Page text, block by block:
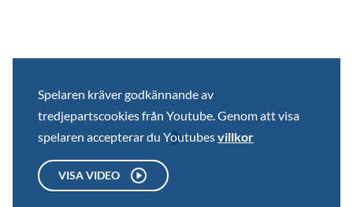
Spelaren kräver godkännande av
tredjepartscookies från Youtube. Genom att visa
spelaren accepterar du Youtubesvillkor
VISA VIDEO